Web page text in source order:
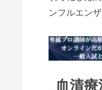
ンフルエン
血清療